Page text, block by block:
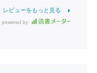
レビューをもっと見る
powered by